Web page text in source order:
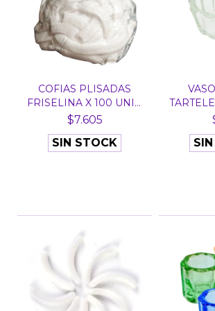
COFIAS PLISADAS
FRISELINA X 100 UNID
GOR...
$7.605
SIN STOCK